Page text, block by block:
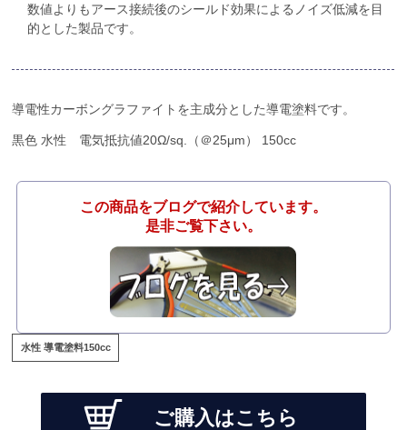
数値よりもアース接続後のシールド効果によるノイズ低減を目
的とした製品です。
導電性カーボングラファイトを主成分とした導電塗料です。
黒色 水性 電気抵抗値20Ω/sq.（＠25μm） 150cc
この商品をブログで紹介しています。
是非ご覧下さい。
水性 導電塗料150cc
ご購入はこちら